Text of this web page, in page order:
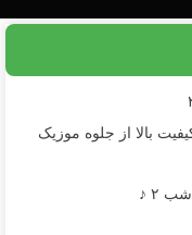
عالی و کیفیت بالا از جلوه موزیک
۲ ♪